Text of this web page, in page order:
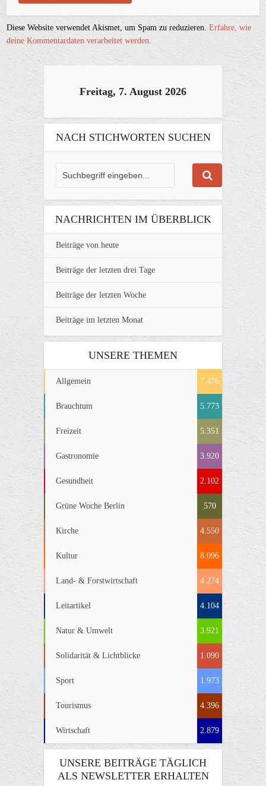
Diese Website verwendet Akismet, um Spam zu reduzieren.Erfahre, wie
deine Kommentardaten verarbeitet werden.
Freitag, 7. August 2026
NACH STICHWORTEN SUCHEN
NACHRICHTEN IM ÜBERBLICK
Beiträge von heute
Beiträge der letzten drei Tage
Beiträge der letzten Woche
Beiträge im letzten Monat
UNSERE THEMEN
Allgemein 7.476
Brauchtum 5.773
Freizeit 5.351
Gastronomie 3.920
Gesundheit 2.102
Grüne Woche Berlin 570
Kirche 4.550
Kultur 8.096
Land- & Forstwirtschaft 4.274
Leitartikel 4.104
Natur & Umwelt 3.921
Solidarität & Lichtblicke 1.090
Sport 1.973
Tourismus 4.396
Wirtschaft 2.879
UNSERE BEITRÄGE TÄGLICH
ALS NEWSLETTER ERHALTEN